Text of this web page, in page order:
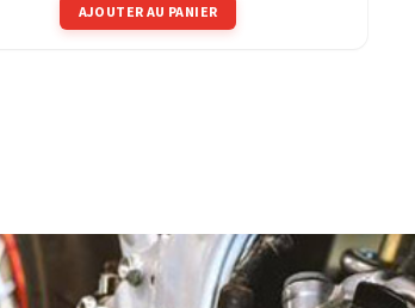
AJOUTER AU PANIER